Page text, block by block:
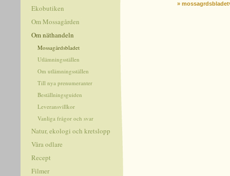
Ekobutiken
Om Mossagården
Om näthandeln
Mossagårdsbladet
Utlämningsställen
Om utlämningsställen
Till nya prenumeranter
Beställningsguiden
Leveransvillkor
Vanliga frågor och svar
Natur, ekologi och kretslopp
Våra odlare
Recept
Filmer
»